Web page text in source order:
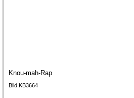
Knou-mah-Rap
Bild KB3664